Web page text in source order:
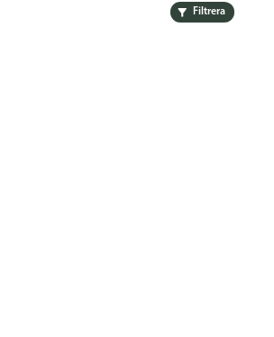
Filtrera